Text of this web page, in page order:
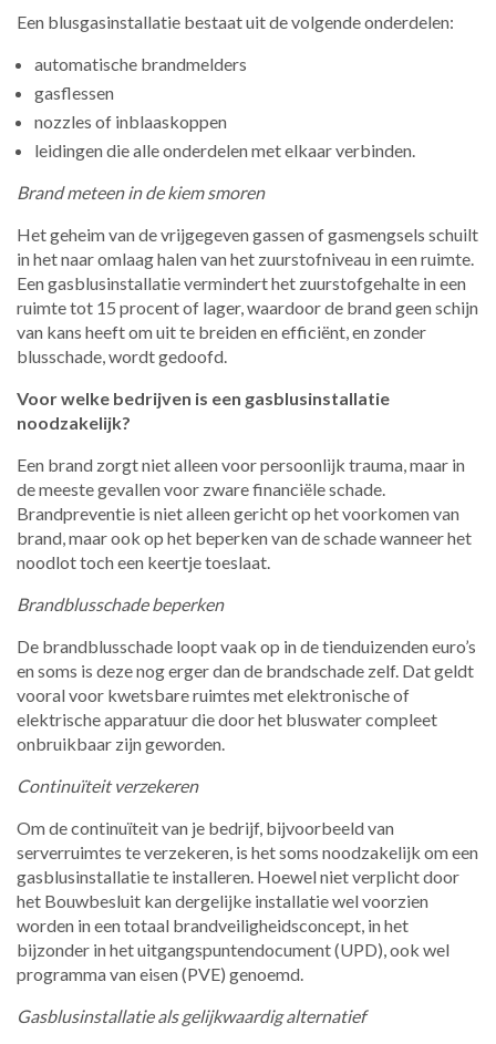
Een blusgasinstallatie bestaat uit de volgende onderdelen:
automatische brandmelders
gasflessen
nozzles of inblaaskoppen
leidingen die alle onderdelen met elkaar verbinden.
Brand meteen in de kiem smoren
Het geheim van de vrijgegeven gassen of gasmengsels schuilt
in het naar omlaag halen van het zuurstofniveau in een ruimte.
Een gasblusinstallatie vermindert het zuurstofgehalte in een
ruimte tot 15 procent of lager, waardoor de brand geen schijn
van kans heeft om uit te breiden en efficiënt, en zonder
blusschade, wordt gedoofd.
Voor welke bedrijven is een gasblusinstallatie
noodzakelijk?
Een brand zorgt niet alleen voor persoonlijk trauma, maar in
de meeste gevallen voor zware financiële schade.
Brandpreventie is niet alleen gericht op het voorkomen van
brand, maar ook op het beperken van de schade wanneer het
noodlot toch een keertje toeslaat.
Brandblusschade beperken
De brandblusschade loopt vaak op in de tienduizenden euro’s
en soms is deze nog erger dan de brandschade zelf. Dat geldt
vooral voor kwetsbare ruimtes met elektronische of
elektrische apparatuur die door het bluswater compleet
onbruikbaar zijn geworden.
Continuïteit verzekeren
Om de continuïteit van je bedrijf, bijvoorbeeld van
serverruimtes te verzekeren, is het soms noodzakelijk om een
gasblusinstallatie te installeren. Hoewel niet verplicht door
het Bouwbesluit kan dergelijke installatie wel voorzien
worden in een totaal brandveiligheidsconcept, in het
bijzonder in het uitgangspuntendocument (UPD), ook wel
programma van eisen (PVE) genoemd.
Gasblusinstallatie als gelijkwaardig alternatief